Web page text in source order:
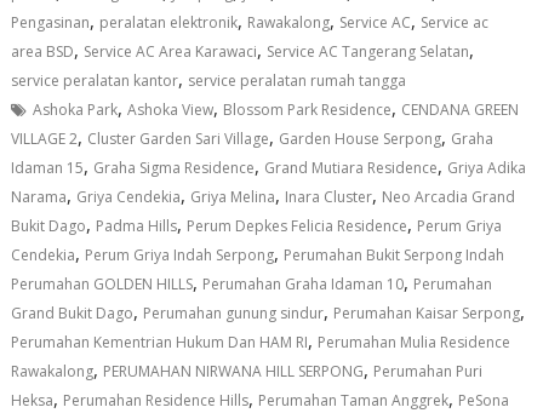
Pengasinan, peralatan elektronik, Rawakalong, Service AC, Service ac
area BSD, Service AC Area Karawaci, Service AC Tangerang Selatan,
service peralatan kantor, service peralatan rumah tangga
Ashoka Park,Ashoka View, Blossom Park Residence, CENDANA GREEN
VILLAGE 2, Cluster Garden Sari Village, Garden House Serpong, Graha
Idaman 15, Graha Sigma Residence, Grand Mutiara Residence, Griya Adika
Narama, Griya Cendekia, Griya Melina, Inara Cluster, Neo Arcadia Grand
Bukit Dago, Padma Hills, Perum Depkes Felicia Residence, Perum Griya
Cendekia, Perum Griya Indah Serpong, Perumahan Bukit Serpong Indah
Perumahan GOLDEN HILLS, Perumahan Graha Idaman 10, Perumahan
Grand Bukit Dago, Perumahan gunung sindur, Perumahan Kaisar Serpong,
Perumahan Kementrian Hukum Dan HAM RI, Perumahan Mulia Residence
Rawakalong, PERUMAHAN NIRWANA HILL SERPONG, Perumahan Puri
Heksa, Perumahan Residence Hills, Perumahan Taman Anggrek, PeSona